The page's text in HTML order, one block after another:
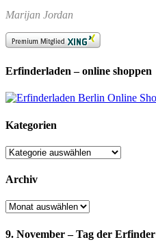
Marijan Jordan
Erfinderladen – online shoppen
Kategorien
Kategorien
Archiv
Archiv
9. November – Tag der Erfinder